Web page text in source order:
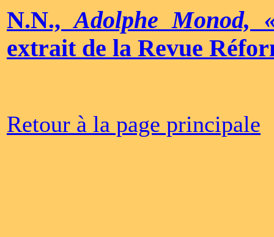
N.N.,Adolphe
extrait de la Revue
Retour à la page principale